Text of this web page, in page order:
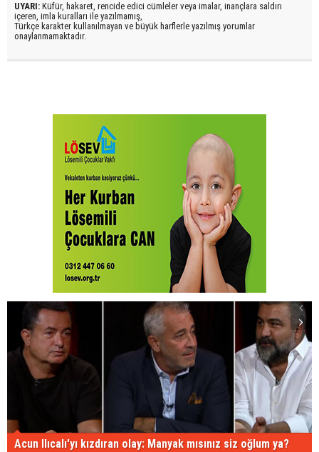
UYARI: Küfür, hakaret, rencide edici cümleler veya imalar, inançlara saldırı
içeren, imla kuralları ile yazılmamış,
Türkçe karakter kullanılmayan ve büyük harflerle yazılmış yorumlar
onaylanmamaktadır.
Acun Ilıcalı'yı kızdıran olay: Manyak mısınız siz oğlum ya?